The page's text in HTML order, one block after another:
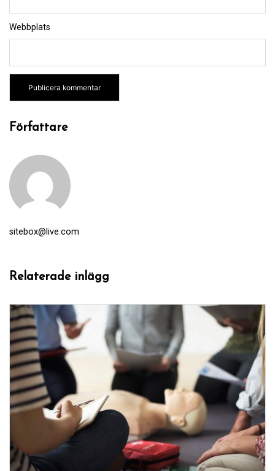
Webbplats
Författare
sitebox@live.com
Relaterade inlägg